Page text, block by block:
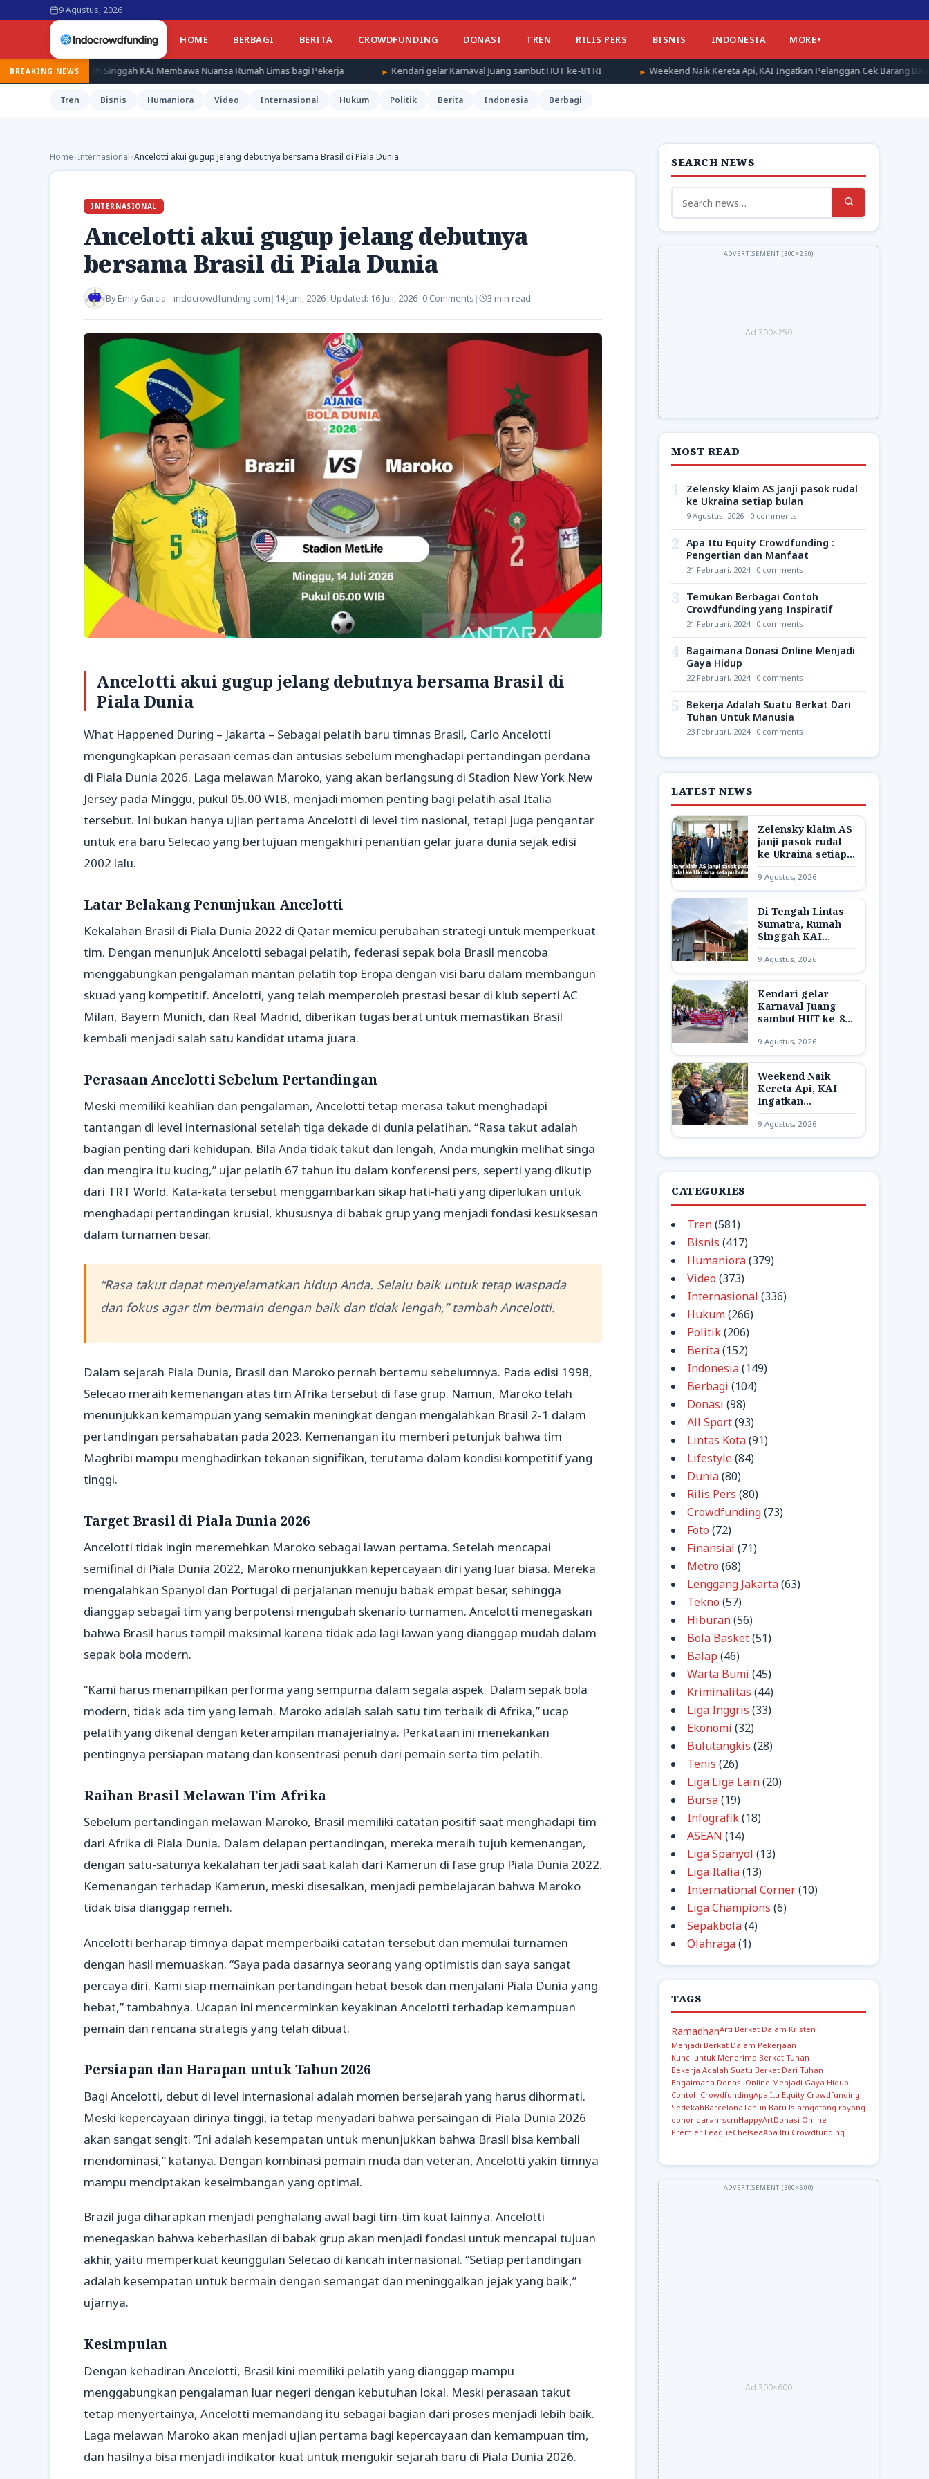
9 Agustus, 2026
HOME BERBAGI BERITA CROWDFUNDING DONASI TREN RILIS PERS BISNIS INDONESIA MORE
BREAKING NEWS
Singgah KAI Membawa Nuansa Rumah Limas bagi Pekerja Kendari gelar Karnaval Juang sambut HUT ke-81 RI Weekend Naik Kereta Api, KAI Ingatkan Pelanggan Cek Barang Bawaan Sebelum Turun
Tren Bisnis Humaniora Video Internasional Hukum Politik Berita Indonesia Berbagi
Home›Internasional›Ancelotti akui gugup jelang debutnya bersama Brasil di Piala Dunia
INTERNASIONAL
Ancelotti akui gugup jelang debutnya
bersama Brasil di Piala Dunia
ByEmily Garcia - indocrowdfunding.com | 14 Juni, 2026| Updated: 16 Juli, 2026| 0 Comments | 3 min read
Ancelotti akui gugup jelang debutnya bersama Brasil di
Piala Dunia
What Happened During – Jakarta – Sebagai pelatih baru timnas Brasil, Carlo Ancelotti
mengungkapkan perasaan cemas dan antusias sebelum menghadapi pertandingan perdana
di Piala Dunia 2026. Laga melawan Maroko, yang akan berlangsung di Stadion New York New
Jersey pada Minggu, pukul 05.00 WIB, menjadi momen penting bagi pelatih asal Italia
tersebut. Ini bukan hanya ujian pertama Ancelotti di level tim nasional, tetapi juga pengantar
untuk era baru Selecao yang bertujuan mengakhiri penantian gelar juara dunia sejak edisi
2002 lalu.
Latar Belakang Penunjukan Ancelotti
Kekalahan Brasil di Piala Dunia 2022 di Qatar memicu perubahan strategi untuk memperkuat
tim. Dengan menunjuk Ancelotti sebagai pelatih, federasi sepak bola Brasil mencoba
menggabungkan pengalaman mantan pelatih top Eropa dengan visi baru dalam membangun
skuad yang kompetitif. Ancelotti, yang telah memperoleh prestasi besar di klub seperti AC
Milan, Bayern Münich, dan Real Madrid, diberikan tugas berat untuk memastikan Brasil
kembali menjadi salah satu kandidat utama juara.
Perasaan Ancelotti Sebelum Pertandingan
Meski memiliki keahlian dan pengalaman, Ancelotti tetap merasa takut menghadapi
tantangan di level internasional setelah tiga dekade di dunia pelatihan. “Rasa takut adalah
bagian penting dari kehidupan. Bila Anda tidak takut dan lengah, Anda mungkin melihat singa
dan mengira itu kucing,” ujar pelatih 67 tahun itu dalam konferensi pers, seperti yang dikutip
dari TRT World. Kata-kata tersebut menggambarkan sikap hati-hati yang diperlukan untuk
menghadapi pertandingan krusial, khususnya di babak grup yang menjadi fondasi kesuksesan
dalam turnamen besar.
“Rasa takut dapat menyelamatkan hidup Anda. Selalu baik untuk tetap waspada
dan fokus agar tim bermain dengan baik dan tidak lengah,” tambah Ancelotti.
Dalam sejarah Piala Dunia, Brasil dan Maroko pernah bertemu sebelumnya. Pada edisi 1998,
Selecao meraih kemenangan atas tim Afrika tersebut di fase grup. Namun, Maroko telah
menunjukkan kemampuan yang semakin meningkat dengan mengalahkan Brasil 2-1 dalam
pertandingan persahabatan pada 2023. Kemenangan itu memberi petunjuk bahwa tim
Maghribi mampu menghadirkan tekanan signifikan, terutama dalam kondisi kompetitif yang
tinggi.
Target Brasil di Piala Dunia 2026
Ancelotti tidak ingin meremehkan Maroko sebagai lawan pertama. Setelah mencapai
semifinal di Piala Dunia 2022, Maroko menunjukkan kepercayaan diri yang luar biasa. Mereka
mengalahkan Spanyol dan Portugal di perjalanan menuju babak empat besar, sehingga
dianggap sebagai tim yang berpotensi mengubah skenario turnamen. Ancelotti menegaskan
bahwa Brasil harus tampil maksimal karena tidak ada lagi lawan yang dianggap mudah dalam
sepak bola modern.
“Kami harus menampilkan performa yang sempurna dalam segala aspek. Dalam sepak bola
modern, tidak ada tim yang lemah. Maroko adalah salah satu tim terbaik di Afrika,” ucap
pelatih yang dikenal dengan keterampilan manajerialnya. Perkataan ini menekankan
pentingnya persiapan matang dan konsentrasi penuh dari pemain serta tim pelatih.
Raihan Brasil Melawan Tim Afrika
Sebelum pertandingan melawan Maroko, Brasil memiliki catatan positif saat menghadapi tim
dari Afrika di Piala Dunia. Dalam delapan pertandingan, mereka meraih tujuh kemenangan,
dengan satu-satunya kekalahan terjadi saat kalah dari Kamerun di fase grup Piala Dunia 2022.
Kemenangan terhadap Kamerun, meski disesalkan, menjadi pembelajaran bahwa Maroko
tidak bisa dianggap remeh.
Ancelotti berharap timnya dapat memperbaiki catatan tersebut dan memulai turnamen
dengan hasil memuaskan. “Saya pada dasarnya seorang yang optimistis dan saya sangat
percaya diri. Kami siap memainkan pertandingan hebat besok dan menjalani Piala Dunia yang
hebat,” tambahnya. Ucapan ini mencerminkan keyakinan Ancelotti terhadap kemampuan
pemain dan rencana strategis yang telah dibuat.
Persiapan dan Harapan untuk Tahun 2026
Bagi Ancelotti, debut di level internasional adalah momen bersejarah yang harus dihormati.
Meski kepercayaan dirinya tinggi, ia tetap menyadari bahwa persaingan di Piala Dunia 2026
akan sangat sengit. “Ini adalah kesempatan untuk menunjukkan bahwa Brasil bisa kembali
mendominasi,” katanya. Dengan kombinasi pemain muda dan veteran, Ancelotti yakin timnya
mampu menciptakan keseimbangan yang optimal.
Brazil juga diharapkan menjadi penghalang awal bagi tim-tim kuat lainnya. Ancelotti
menegaskan bahwa keberhasilan di babak grup akan menjadi fondasi untuk mencapai tujuan
akhir, yaitu memperkuat keunggulan Selecao di kancah internasional. “Setiap pertandingan
adalah kesempatan untuk bermain dengan semangat dan meninggalkan jejak yang baik,”
ujarnya.
Kesimpulan
Dengan kehadiran Ancelotti, Brasil kini memiliki pelatih yang dianggap mampu
menggabungkan pengalaman luar negeri dengan kebutuhan lokal. Meski perasaan takut
tetap menyertainya, Ancelotti memandang itu sebagai bagian dari proses menjadi lebih baik.
Laga melawan Maroko akan menjadi ujian pertama bagi kepercayaan dan kemampuan tim,
dan hasilnya bisa menjadi indikator kuat untuk mengukir sejarah baru di Piala Dunia 2026.
SEARCH NEWS
Search
for:
Ad 300×250
MOST READ
1
Zelensky klaim AS janji pasok rudal
ke Ukraina setiap bulan
9 Agustus, 2026 · 0 comments
2 Apa Itu Equity Crowdfunding :
Pengertian dan Manfaat
21 Februari, 2024 · 0 comments
3 Temukan Berbagai Contoh
Crowdfunding yang Inspiratif
21 Februari, 2024 · 0 comments
4 Bagaimana Donasi Online Menjadi
Gaya Hidup
22 Februari, 2024 · 0 comments
5
Bekerja Adalah Suatu Berkat Dari
Tuhan Untuk Manusia
23 Februari, 2024 · 0 comments
LATEST NEWS
Zelensky klaim AS
janji pasok rudal
ke Ukraina setiap
bulan
9 Agustus, 2026
Di Tengah Lintas
Sumatra, Rumah
Singgah KAI
Membawa Nuansa
Rumah Limas bagi
Pekerja
9 Agustus, 2026
Kendari gelar
Karnaval Juang
sambut HUT ke-81
RI
9 Agustus, 2026
Weekend Naik
Kereta Api, KAI
Ingatkan
Pelanggan Cek
Barang Bawaan
Sebelum Turun
9 Agustus, 2026
CATEGORIES
Tren(581)
Bisnis (417)
Humaniora(379)
Video (373)
Internasional (336)
Hukum(266)
Politik(206)
Berita(152)
Indonesia(149)
Berbagi (104)
Donasi (98)
All Sport(93)
Lintas Kota(91)
Lifestyle(84)
Dunia(80)
Rilis Pers (80)
Crowdfunding(73)
Foto (72)
Finansial (71)
Metro (68)
Lenggang Jakarta(63)
Tekno (57)
Hiburan(56)
Bola Basket(51)
Balap (46)
Warta Bumi (45)
Kriminalitas (44)
Liga Inggris (33)
Ekonomi (32)
Bulutangkis (28)
Tenis (26)
Liga Liga Lain(20)
Bursa(19)
Infografik(18)
ASEAN (14)
Liga Spanyol (13)
Liga Italia(13)
International Corner(10)
Liga Champions (6)
Sepakbola(4)
Olahraga(1)
TAGS
RamadhanArti Berkat Dalam Kristen
Menjadi Berkat Dalam Pekerjaan
Kunci untuk Menerima Berkat Tuhan
Bekerja Adalah Suatu Berkat Dari Tuhan
Bagaimana Donasi Online Menjadi Gaya Hidup
Contoh CrowdfundingApa Itu Equity Crowdfunding
SedekahBarcelonaTahun Baru Islamgotong royong
donor darahrscmHappyArtDonasi Online
Premier LeagueChelseaApa Itu Crowdfunding
Ad 300×600